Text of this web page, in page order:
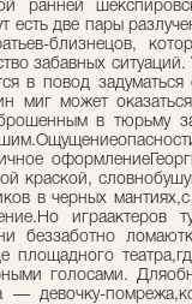
ранней
есть две пары
близнецов,
забавных
в повод задуматься
миг может
в тюрьму
краской,
в черных
беззаботно
площадного
голосами.
— девочку-